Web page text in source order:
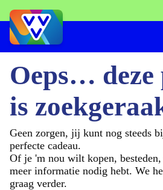
Oeps… deze
is
Geen zorgen, jij kunt nog steeds
perfecte cadeau.
Of je 'm nou wilt kopen,
meer informatie nodig hebt. We
graag verder.